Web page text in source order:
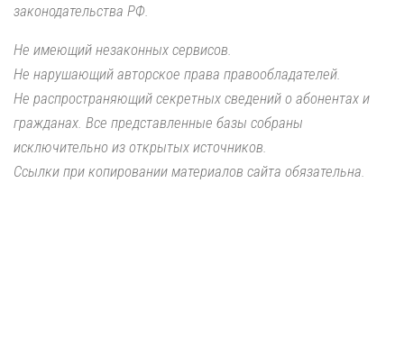
законодательства РФ.
Не имеющий незаконных сервисов.
Не нарушающий авторское права правообладателей.
Не распространяющий секретных сведений о абонентах и
гражданах. Все представленные базы собраны
исключительно из открытых источников.
Ссылки при копировании материалов сайта обязательна.